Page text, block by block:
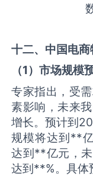
十二、中国电
（1）市场规模
专家指出，受
素影响，未来
增长。预计到
规模将达到**
达到**亿元，
达到**%。具体